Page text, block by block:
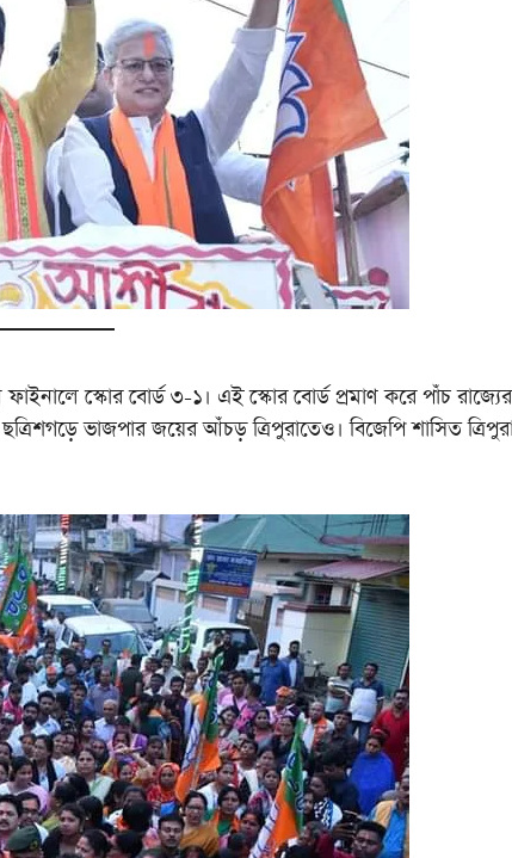
স্কোর বোর্ড ৩-১। এই স্কোর বোর্ড প্রমাণ করে পাঁচ রাজ্যের
ছত্রিশগড়ে ভাজপার জয়ের আঁচড় ত্রিপুরাতেও। বিজেপি শাসিত